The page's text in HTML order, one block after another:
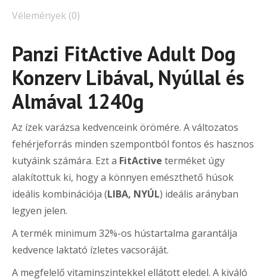
Vélemények (0)
Panzi FitActive Adult Dog
Konzerv Libával, Nyúllal és
Almával 1240g
Az ízek varázsa kedvenceink örömére. A változatos
fehérjeforrás minden szempontból fontos és hasznos
kutyáink számára. Ezt a FitActive terméket úgy
alakítottuk ki, hogy a könnyen emészthető húsok
ideális kombinációja (LIBA, NYÚL) ideális arányban
legyen jelen.
A termék minimum 32%-os hústartalma garantálja
kedvence laktató ízletes vacsoráját.
A megfelelő vitaminszintekkel ellátott eledel. A kiváló